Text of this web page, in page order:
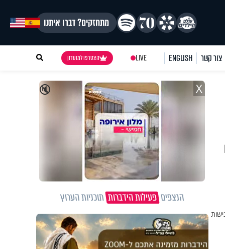
מתחזקים? דברו איתנו
צור קשר ENGLISH
LIVE הצטרפו למועדון
🔇 X
הנצפיםפעילות הידברותתוכניות הערוץ